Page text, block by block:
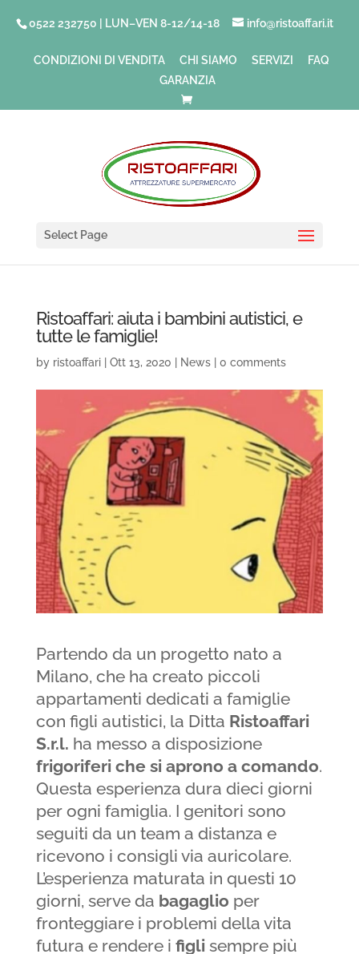
0522 232750 | LUN–VEN 8-12/14-18 info@ristoaffari.it
CONDIZIONI DI VENDITA CHI SIAMO SERVIZI
FAQ
GARANZIA
Select Page
Ristoaffari: aiuta i bambini autistici, e
tutte le famiglie!
by ristoaffari| Ott 13, 2020 News| 0 comments
Partendo da un progetto nato a
Milano, che ha creato piccoli
appartamenti dedicati a famiglie
con figli autistici, la Ditta Ristoaffari
S.r.l. ha messo a disposizione
frigoriferi che si aprono a comando.
Questa esperienza dura dieci giorni
per ogni famiglia. I genitori sono
seguiti da un team a distanza e
ricevono i consigli via auricolare.
L’esperienza maturata in questi 10
giorni, serve da bagaglio per
fronteggiare i problemi della vita
futura e rendere i figli sempre più